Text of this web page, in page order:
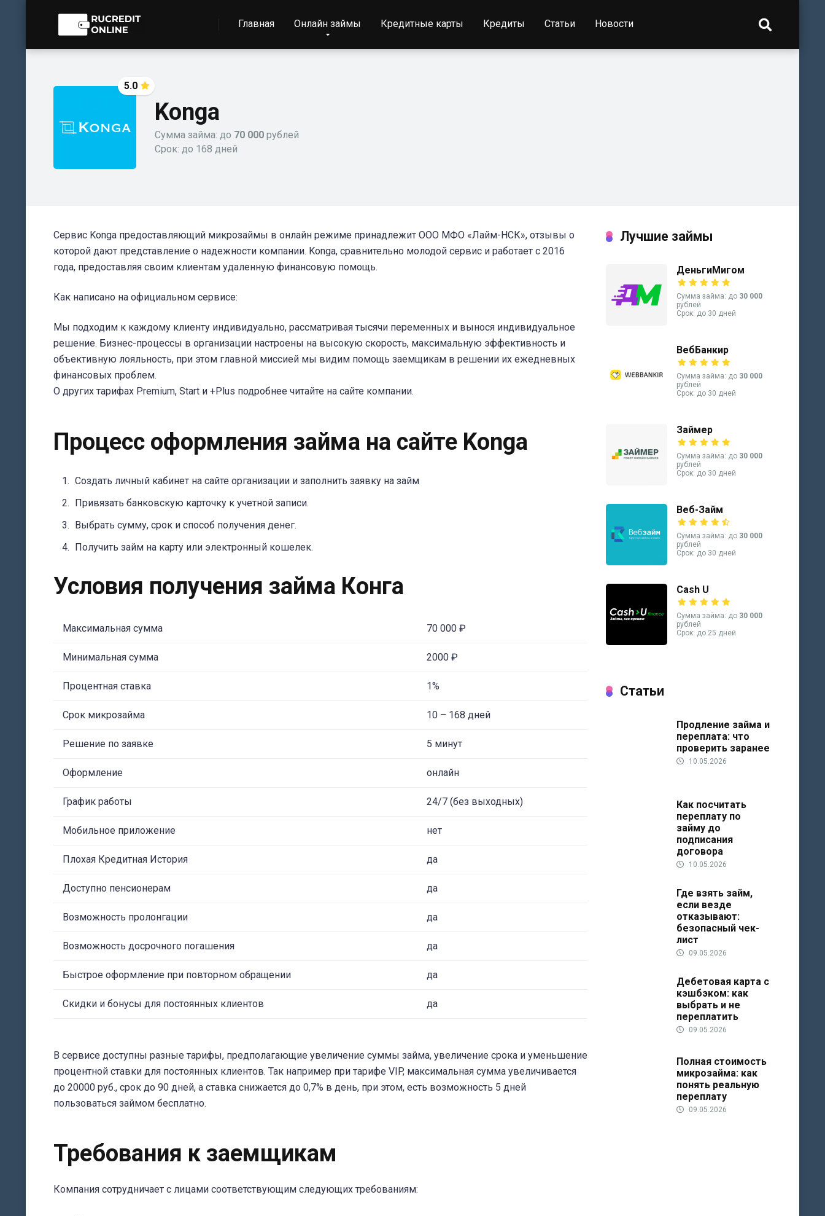
Главная Онлайн займы Кредитные карты Кредиты Статьи Новости
5.0
Konga
Сумма займа: до 70 000 рублей
Срок: до 168 дней
Сервис Konga предоставляющий микрозаймы в онлайн режиме принадлежит ООО МФО «Лайм-НСК», отзывы о
которой дают представление о надежности компании. Konga, сравнительно молодой сервис и работает с 2016
года, предоставляя своим клиентам удаленную финансовую помощь.
Как написано на официальном сервисе:
Мы подходим к каждому клиенту индивидуально, рассматривая тысячи переменных и вынося индивидуальное
решение. Бизнес-процессы в организации настроены на высокую скорость, максимальную эффективность и
объективную лояльность, при этом главной миссией мы видим помощь заемщикам в решении их ежедневных
финансовых проблем.
О других тарифах Premium, Start и +Plus подробнее читайте на сайте компании.
Процесс оформления займа на сайте Konga
Создать личный кабинет на сайте организации и заполнить заявку на займ
Привязать банковскую карточку к учетной записи.
Выбрать сумму, срок и способ получения денег.
Получить займ на карту или электронный кошелек.
Условия получения займа Конга
Максимальная сумма 70 000 ₽
Минимальная сумма 2000 ₽
Процентная ставка 1%
Срок микрозайма 10 – 168 дней
Решение по заявке 5 минут
Оформление онлайн
График работы 24/7 (без выходных)
Мобильное приложение нет
Плохая Кредитная История да
Доступно пенсионерам да
Возможность пролонгации да
Возможность досрочного погашения да
Быстрое оформление при повторном обращении да
Скидки и бонусы для постоянных клиентов да
В сервисе доступны разные тарифы, предполагающие увеличение суммы займа, увеличение срока и уменьшение
процентной ставки для постоянных клиентов. Так например при тарифе VIP, максимальная сумма увеличивается
до 20000 руб., срок до 90 дней, а ставка снижается до 0,7% в день, при этом, есть возможность 5 дней
пользоваться займом бесплатно.
Требования к заемщикам
Компания сотрудничает с лицами соответствующим следующих требованиям:
Лучшие займы
ДеньгиМигом
Сумма займа: до 30 000
рублей
Срок: до 30 дней
ВебБанкир
Сумма займа: до 30 000
рублей
Срок: до 30 дней
Займер
Сумма займа: до 30 000
рублей
Срок: до 30 дней
Веб-Займ
Сумма займа: до 30 000
рублей
Срок: до 30 дней
Cash U
Сумма займа: до 30 000
рублей
Срок: до 25 дней
Статьи
Продление займа и
переплата: что
проверить заранее
10.05.2026
Как посчитать
переплату по
займу до
подписания
договора
10.05.2026
Где взять займ,
если везде
отказывают:
безопасный чек-
лист
09.05.2026
Дебетовая карта с
кэшбэком: как
выбрать и не
переплатить
09.05.2026
Полная стоимость
микрозайма: как
понять реальную
переплату
09.05.2026